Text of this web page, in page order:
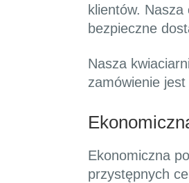
klientów.
bezpieczne
Nasza
zamówienie
Ekonomiczna
przystępnych